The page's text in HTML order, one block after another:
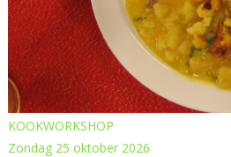
KOOKWORKSHOP
Zondag 25 oktober 2026